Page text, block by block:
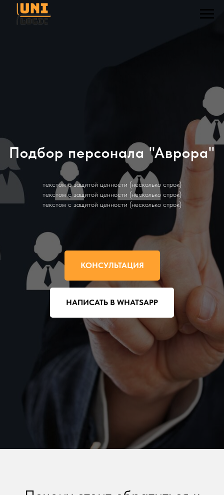
Подбор персонала "Аврора"
текстом с защитой ценности (несколько строк)
текстом с защитой ценности (несколько строк)
текстом с защитой ценности (несколько строк)
КОНСУЛЬТАЦИЯ
НАПИСАТЬ В WHATSAPP